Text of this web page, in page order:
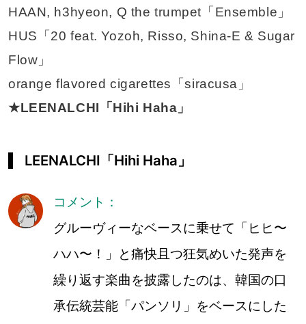
HAAN, h3hyeon, Q the trumpet「Ensemble」
HUS「20 feat. Yozoh, Risso, Shina-E & Sugar
Flow」
orange flavored cigarettes「siracusa」
★LEENALCHI「Hihi Haha」
LEENALCHI「Hihi Haha」
コメント：
グルーヴィーなベースに乗せて「ヒヒ〜
ハハ〜！」と痛快且つ狂気めいた発声を
繰り返す楽曲を披露したのは、韓国の口
承伝統芸能「パンソリ」をベースにした